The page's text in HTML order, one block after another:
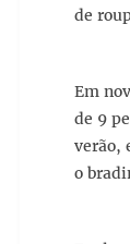
de
Em
de 9
verão,
o